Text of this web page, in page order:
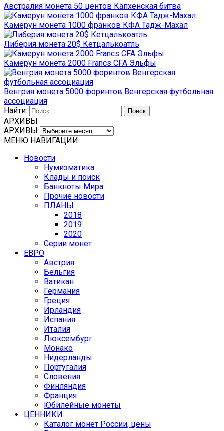
Австралия монета 50 центов Капхёнская битва
Камерун монета 1000 франков КФА Тадж-Махал
Либерия монета 20$ Кетцалькоатль
Камерун монета 2000 Francs CFA Эльфы
Венгрия монета 5000 форинтов Венгерская футбольная
ассоциация
Найти:
АРХИВЫ
АРХИВЫ
МЕНЮ НАВИГАЦИИ
Новости
Нумизматика
Клады и поиск
Банкноты Мира
Прочие новости
ПЛАНЫ
2018
2019
2020
Серии монет
ЕВРО
Австрия
Бельгия
Ватикан
Германия
Греция
Ирландия
Испания
Италия
Люксембург
Монако
Нидерланды
Португалия
Словения
Финляндия
Франция
Юбилейные монеты
ЦЕННИКИ
Каталог монет России, цены